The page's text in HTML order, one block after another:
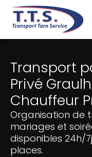
Aller
Transport
Privé
Chauffeur
Organisation de
mariages et
disponibles 24h/
places.